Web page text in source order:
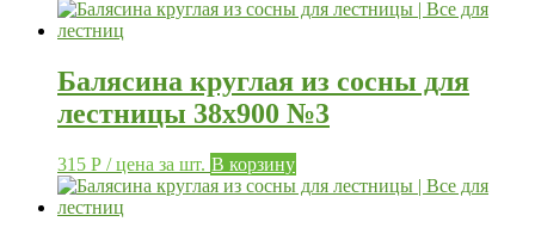
Балясина круглая из сосны для
лестницы 38х900 №3
315 Р / цена за шт. В корзину